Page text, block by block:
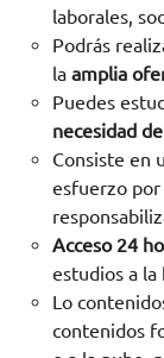
laborales,
Podrás
la amplia
Puedes
necesidad
Consiste en
esfuerzo por
Acceso 24
estudios a la
Lo
contenidos